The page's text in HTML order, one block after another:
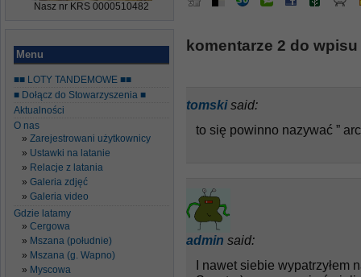
Nasz nr KRS 0000510482
Menu
■■ LOTY TANDEMOWE ■■
■ Dołącz do Stowarzyszenia ■
Aktualności
O nas
Zarejestrowani użytkownicy
Ustawki na latanie
Relacje z latania
Galeria zdjęć
Galeria video
Gdzie latamy
Cergowa
Mszana (południe)
Mszana (g. Wapno)
Myscowa
komentarze 2 do wpisu
tomski said:
to się powinno nazywać ”
admin said:
I nawet siebie wypatrzyłem